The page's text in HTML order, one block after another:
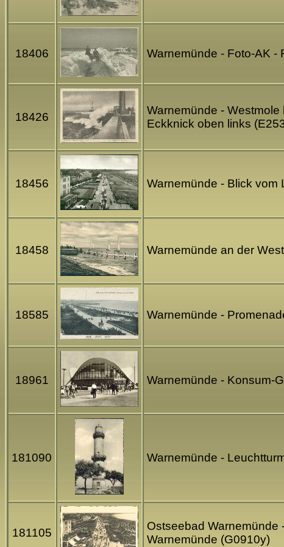
18406 Warnemünde - Foto-AK -
18426
Warnemünde -
Eckknick oben links
18456 Warnemünde - Blick vom
18458 Warnemünde an der
18585 Warnemünde -
18961 Warnemünde - Konsum-
181090 Warnemünde -
181105
Ostseebad Warnemünde
Warnemünde (G0910y)